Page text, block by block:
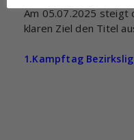
Am 05.07.2025 steigt
klaren Ziel den Titel
1.Kampftag